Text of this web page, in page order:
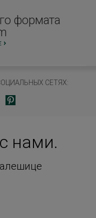
формата
СЕТЯХ:
нами.